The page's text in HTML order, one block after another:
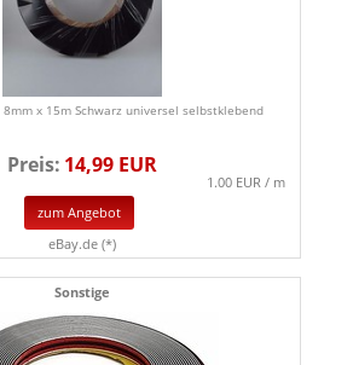
x 15m Schwarz universel selbstklebend
Preis: 14,99 EUR
1.00 EUR / m
zum Angebot
eBay.de (*)
Sonstige